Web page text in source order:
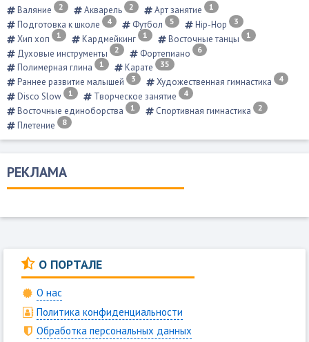
Валяние 2 Акварель 2 Арт занятие 1
Подготовка к школе 4 Футбол 5 Hip-Hop 3
Хип хоп 1 Кардмейкинг 1 Восточные танцы 1
Духовые инструменты 2 Фортепиано 6
Полимерная глина 1 Карате 35
Раннее развитие малышей 3 Художественная гимнастика 4
Disco Slow 1 Творческое занятие 4
Восточные единоборства 1 Спортивная гимнастика 2
Плетение 8
РЕКЛАМА
О ПОРТАЛЕ
О нас
Политика конфиденциальности
Обработка персональных данных